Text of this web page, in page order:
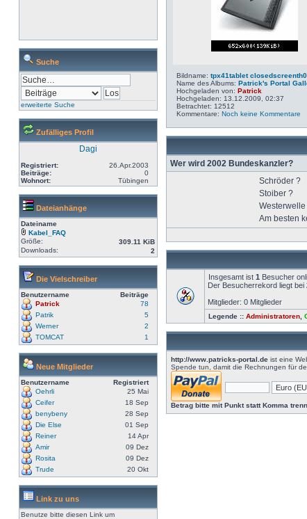
Suche
erweiterte Suche
Zufälliges Profil
Dagi
Registriert:
26.Apr.2003
Beiträge:
0
Wohnort:
Tübingen
Dateianhänge
Dateiname
Kabel_FAQ
Größe:
309.11 KiB
Downloads:
2
Die Vielschreiber
Benutzername
Beiträge
Patrick
78
Patrik
5
Werner
2
TOMCAT
1
Neue Mitglieder
Benutzername
Registriert
Oehrli
25 Mai
Ceifer
18 Sep
benybeny
28 Sep
Die Else
01 Sep
Reiner
14 Apr
Amir
09 Dez
Rosita
09 Dez
Trude
20 Okt
Link zu uns
Benutze bitte diesen Link um
Bildname: tpx41tablet closedscreenth0
Name des Albums: Patrick's Portal
Hochgeladen von: Patrick
Hochgeladen: 13.12.2009, 02:37
Betrachtet: 12512
Kommentare: Noch keine Kommentare
Wer wird 2002 Bundeskanzler?
Schröder ?
Stoiber ?
Westerwelle
Am besten
Insgesamt ist 1 Besucher
Der Besucherrekord liegt bei
Mitglieder: 0 Mitglieder
Legende :: Administratoren
http://www.patricks-portal.de ist eine
Spende tun, damit die Rechnungen für
Betrag bitte mit Punkt statt Komma